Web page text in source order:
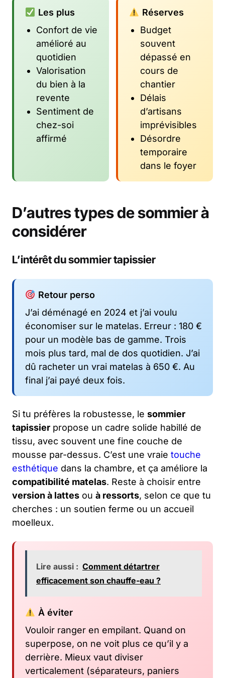
Les plus
Confort de vie
amélioré au
quotidien
Valorisation
du bien à la
revente
Sentiment de
chez-soi
affirmé
Réserves
Budget
souvent
dépassé en
cours de
chantier
Délais
d’artisans
imprévisibles
Désordre
temporaire
dans le foyer
D’autres types de sommier à
considérer
L’intérêt du sommier tapissier
Retour perso
J’ai déménagé en 2024 et j’ai voulu
économiser sur le matelas. Erreur : 180 €
pour un modèle bas de gamme. Trois
mois plus tard, mal de dos quotidien. J’ai
dû racheter un vrai matelas à 650 €. Au
final j’ai payé deux fois.
Si tu préfères la robustesse, le sommier
tapissier propose un cadre solide habillé de
tissu, avec souvent une fine couche de
mousse par-dessus. C’est une vraie touche
esthétique dans la chambre, et ça améliore la
compatibilité matelas. Reste à choisir entre
version à lattes ou à ressorts, selon ce que tu
cherches : un soutien ferme ou un accueil
moelleux.
Lire aussi : Comment détartrer
efficacement son chauffe-eau ?
À éviter
Vouloir ranger en empilant. Quand on
superpose, on ne voit plus ce qu’il y a
derrière. Mieux vaut diviser
verticalement (séparateurs, paniers